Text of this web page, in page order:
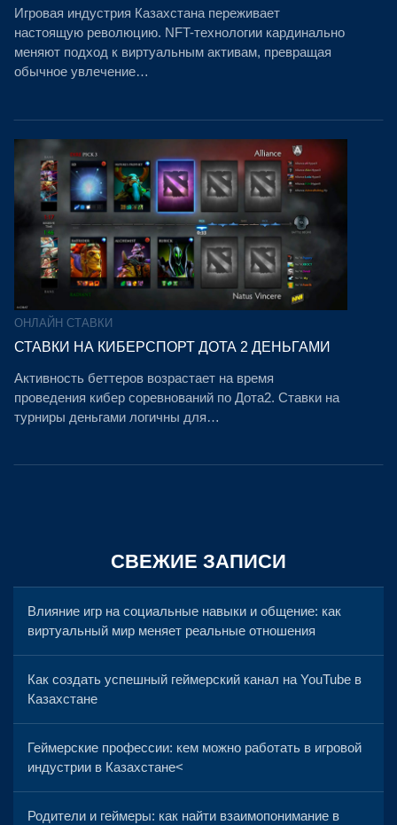
Игровая индустрия Казахстана переживает
настоящую революцию. NFT-технологии кардинально
меняют подход к виртуальным активам, превращая
обычное увлечение…
ОНЛАЙН СТАВКИ
СТАВКИ НА КИБЕРСПОРТ ДОТА 2 ДЕНЬГАМИ
Активность беттеров возрастает на время
проведения кибер соревнований по Дота2. Ставки на
турниры деньгами логичны для…
СВЕЖИЕ ЗАПИСИ
Влияние игр на социальные навыки и общение: как
виртуальный мир меняет реальные отношения
Как создать успешный геймерский канал на YouTube в
Казахстане
Геймерские профессии: кем можно работать в игровой
индустрии в Казахстане<
Родители и геймеры: как найти взаимопонимание в